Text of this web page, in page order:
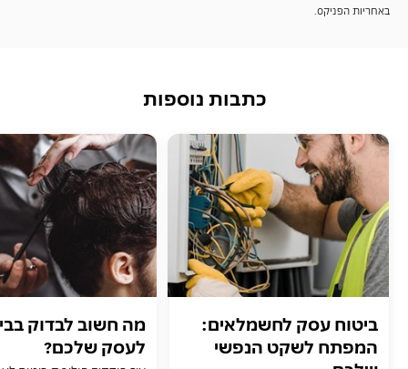
באחריות הפניקס.
כתבות נוספות
ביטוח עסק לחשמלאים:
המפתח לשקט הנפשי
מה חשוב לבדוק
לעסק שלכם?